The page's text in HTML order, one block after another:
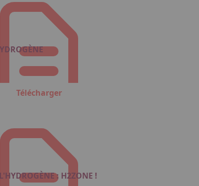
Télécharger
: H2ZONE !